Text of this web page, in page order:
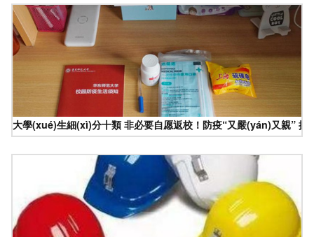
大學(xué)生細(xì)分十類 非必要自愿返校！防疫“又嚴(yán)又親”